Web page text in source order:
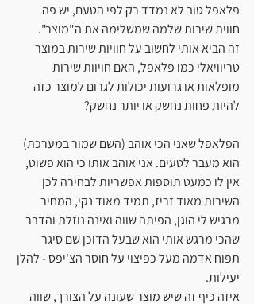
פלאפל טוב לא נמדד רק לפי הטעם, יש פה
חווית שירות שלמה שמשלימה את ה"מוצר".
זה הביא אותי לחשוב על חוויות שירות במוצר
טריוויאלי כמו פלאפל, האם חויוות שירות
מופלאות או גרועות יכולות לגרום למוצר כזה
להיות פחות נחשק או יותר נחשק?
הפלאפל שאני הכי אוהב (השם שמור במערכת)
הוא מעבר לטעים. אני אוהב אותו כי הוא פשוט,
אין לו כמעט תוספות אפשריות לבחירה לכן
השירות מאוד זריז, תמיד מאוד נקי, המחיר
מרגיש לי הוגן, הפיתה שווה ואינה נוזלת והדבר
שהכי מרגש אותי הוא שבעל הדוכן שם סיגר
תפוח אדמה מעל כפיצוי על חוסר הצ'יפס - להלן
יעילות.
איזה כיף זה שיש מוצר שעונה על הצורך, שווה